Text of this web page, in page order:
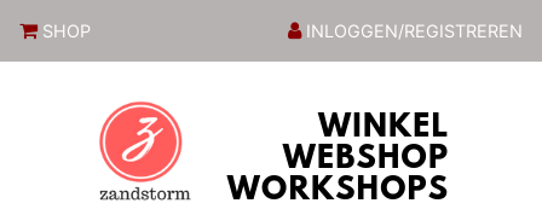
SHOP INLOGGEN/REGISTREREN